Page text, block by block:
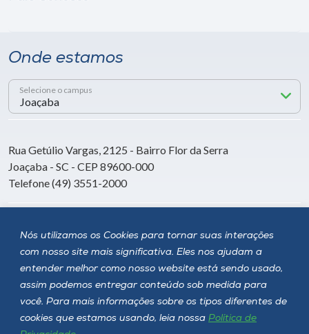
Nós utilizamos os Cookies para tornar suas interações
com nosso site mais significativa. Eles nos ajudam a
entender melhor como nosso website está sendo usado,
assim podemos entregar conteúdo sob medida para
você. Para mais informações sobre os tipos diferentes de
cookies que estamos usando, leia nossa Política de
Onde estamos
Selecione o campus
Rua Getúlio Vargas, 2125 - Bairro Flor da Serra
Joaçaba - SC - CEP 89600-000
Telefone (49) 3551-2000
Siga a Unoesc